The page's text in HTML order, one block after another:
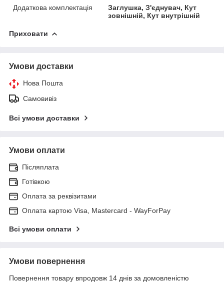
Додаткова комплектація
Заглушка, З'єднувач, Кут
зовнішній, Кут внутрішній
Приховати
Умови доставки
Нова Пошта
Самовивіз
Всі умови доставки
Умови оплати
Післяплата
Готівкою
Оплата за реквізитами
Оплата картою Visa, Mastercard - WayForPay
Всі умови оплати
Умови повернення
Повернення товару впродовж 14 днів за домовленістю